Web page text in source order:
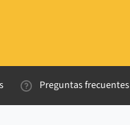
Preguntas frecuentes